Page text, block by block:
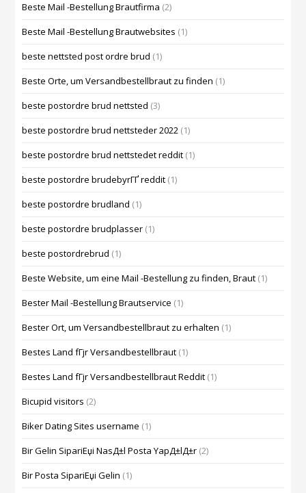
Beste Mail -Bestellung Brautfirma (2)
Beste Mail -Bestellung Brautwebsites (1)
beste nettsted post ordre brud (1)
Beste Orte, um Versandbestellbraut zu finden (1)
beste postordre brud nettsted (3)
beste postordre brud nettsteder 2022 (1)
beste postordre brud nettstedet reddit (1)
beste postordre brudebyrГҐ reddit (1)
beste postordre brudland (1)
beste postordre brudplasser (1)
beste postordrebrud (1)
Beste Website, um eine Mail -Bestellung zu finden, Braut (1)
Bester Mail -Bestellung Brautservice (1)
Bester Ort, um Versandbestellbraut zu erhalten (1)
Bestes Land fГјr Versandbestellbraut (1)
Bestes Land fГјr Versandbestellbraut Reddit (1)
Bicupid visitors (2)
Biker Dating Sites username (1)
Bir Gelin SipariЕџi NasД±l Posta YapД±lД±r (2)
Bir Posta SipariЕџi Gelin (1)